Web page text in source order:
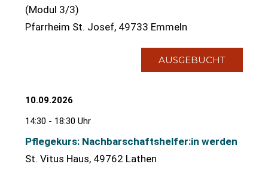
(Modul 3/3)
Pfarrheim St. Josef, 49733 Emmeln
AUSGEBUCHT
10.09.2026
14:30 - 18:30 Uhr
Pflegekurs: Nachbarschaftshelfer:in werden
St. Vitus Haus, 49762 Lathen